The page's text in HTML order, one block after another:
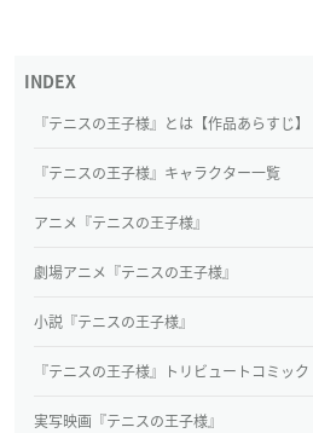
『テニスの王子様』とは【作品あらすじ】
『テニスの王子様』キャラクター一覧
アニメ『テニスの王子様』
劇場アニメ『テニスの王子様』
小説『テニスの王子様』
『テニスの王子様』トリビュートコミック
実写映画『テニスの王子様』